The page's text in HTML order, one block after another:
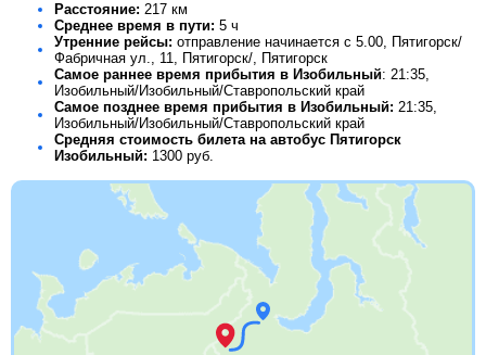
Расстояние: 217 км
Среднее время в пути: 5 ч
Утренние рейсы: отправление начинается с 5.00, Пятигорск/
Фабричная ул., 11, Пятигорск/, Пятигорск
Самое раннее время прибытия в Изобильный: 21:35,
Изобильный/Изобильный/Ставропольский край
Самое позднее время прибытия в Изобильный: 21:35,
Изобильный/Изобильный/Ставропольский край
Средняя стоимость билета на автобус Пятигорск
Изобильный: 1300 руб.